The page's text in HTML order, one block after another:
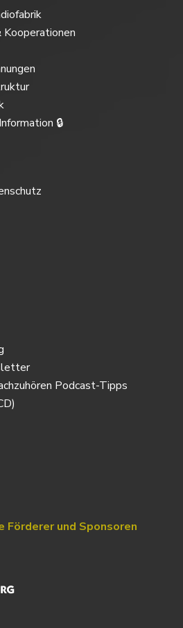
🔒
Podcast-Tipps
Förderer und Sponsoren